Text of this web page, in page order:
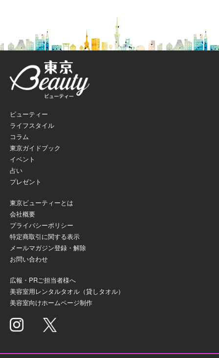
ビューティー
ライフスタイル
コラム
東京ガイドブック
イベント
占い
プレゼント
東京ビューティーとは
会社概要
プライバシーポリシー
特定商取引に関する表示
メールマガジン登録・解除
お問い合わせ
広報・PRご担当者様へ
美容室用レンタルタオル（貸しタオル）
美容室向けホームページ制作